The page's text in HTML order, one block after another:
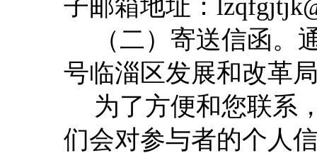
子邮箱地址 ： lzqfgjtjk
（二）寄送信函。
号临淄区发展和改革
为了方便和您联系
们会对参与者的个人